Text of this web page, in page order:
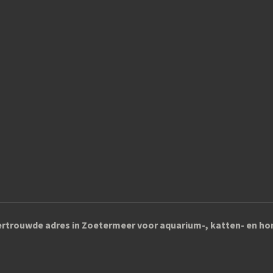
adres in Zoetermeer voor aquarium-, katten- en